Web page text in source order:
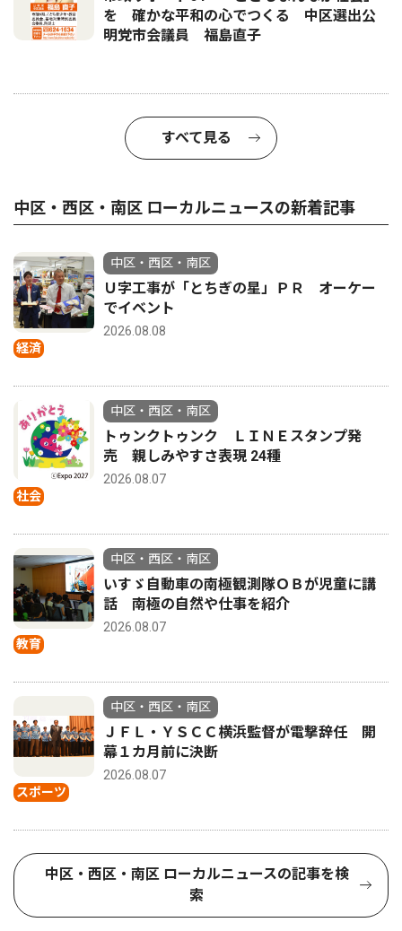
を 確かな平和の心でつくる 中区選出公
明党市会議員 福島直子
すべて見る
中区・西区・南区 ローカルニュースの新着記事
経済
中区・西区・南区
Ｕ字工事が「とちぎの星」ＰＲ オーケー
でイベント
2026.08.08
社会
中区・西区・南区
トゥンクトゥンク ＬＩＮＥスタンプ発
売 親しみやすさ表現 24種
2026.08.07
教育
中区・西区・南区
いすゞ自動車の南極観測隊ＯＢが児童に講
話 南極の自然や仕事を紹介
2026.08.07
スポーツ
中区・西区・南区
ＪＦＬ・ＹＳＣＣ横浜監督が電撃辞任 開
幕１カ月前に決断
2026.08.07
中区・西区・南区 ローカルニュースの記事を検
索